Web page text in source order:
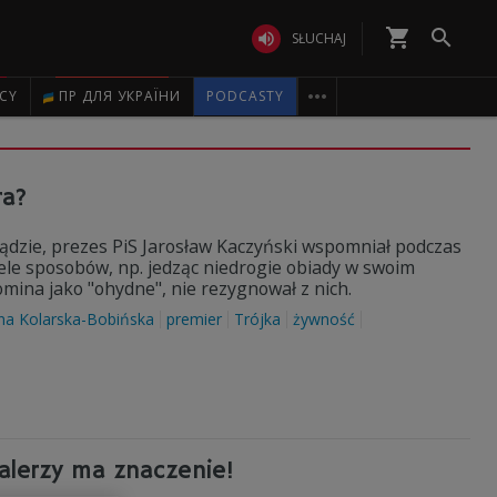
 SŁUCHAJ shopping_cart 
ПР ДЛЯ УКРАЇНИ PODCASTY 
prezes PiS Jarosław Kaczyński wspomniał podczas
sposobów, np. jedząc niedrogie obiady w swoim
jako "ohydne", nie rezygnował z nich.
Kolarska-Bobińska premier Trójka żywność
ma znaczenie!